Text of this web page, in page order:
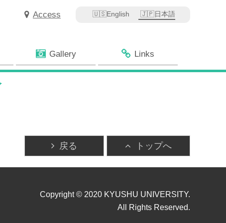
Access English 日本語
Gallery Links
戻る トップへ
Copyright © 2020 KYUSHU UNIVERSITY.
All Rights Reserved.